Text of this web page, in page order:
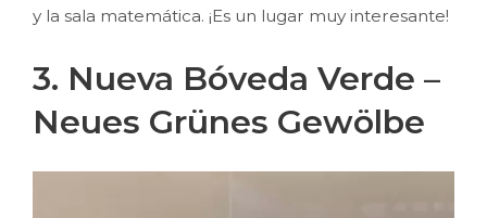
y la sala matemática. ¡Es un lugar muy interesante!
3. Nueva Bóveda Verde –
Neues Grünes Gewölbe